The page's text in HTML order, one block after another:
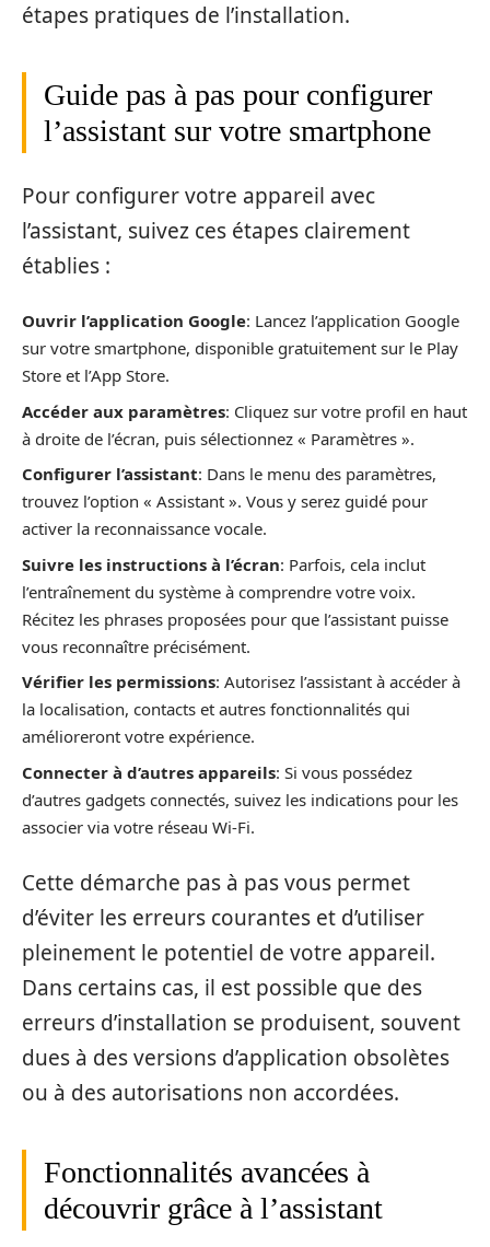
étapes pratiques de l’installation.
Guide pas à pas pour configurer
l’assistant sur votre smartphone
Pour configurer votre appareil avec
l’assistant, suivez ces étapes clairement
établies :
Ouvrir l’application Google: Lancez l’application Google
sur votre smartphone, disponible gratuitement sur le Play
Store et l’App Store.
Accéder aux paramètres: Cliquez sur votre profil en haut
à droite de l’écran, puis sélectionnez « Paramètres ».
Configurer l’assistant: Dans le menu des paramètres,
trouvez l’option « Assistant ». Vous y serez guidé pour
activer la reconnaissance vocale.
Suivre les instructions à l’écran: Parfois, cela inclut
l’entraînement du système à comprendre votre voix.
Récitez les phrases proposées pour que l’assistant puisse
vous reconnaître précisément.
Vérifier les permissions: Autorisez l’assistant à accéder à
la localisation, contacts et autres fonctionnalités qui
amélioreront votre expérience.
Connecter à d’autres appareils: Si vous possédez
d’autres gadgets connectés, suivez les indications pour les
associer via votre réseau Wi-Fi.
Cette démarche pas à pas vous permet
d’éviter les erreurs courantes et d’utiliser
pleinement le potentiel de votre appareil.
Dans certains cas, il est possible que des
erreurs d’installation se produisent, souvent
dues à des versions d’application obsolètes
ou à des autorisations non accordées.
Fonctionnalités avancées à
découvrir grâce à l’assistant